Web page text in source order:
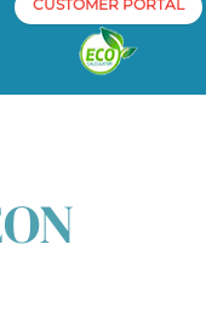
CUSTOMER PORTAL